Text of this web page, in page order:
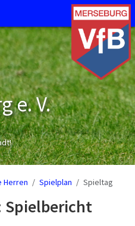
e. V.
Herren Spielplan Spieltag
Spielbericht